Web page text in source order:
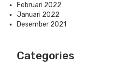
Februari 2022
Januari 2022
Desember 2021
Categories